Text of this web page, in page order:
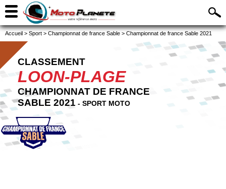
Accueil > Sport > Championnat de france Sable > Championnat de france Sable 2021
CLASSEMENT
LOON-PLAGE
CHAMPIONNAT DE FRANCE
SABLE 2021 - SPORT MOTO